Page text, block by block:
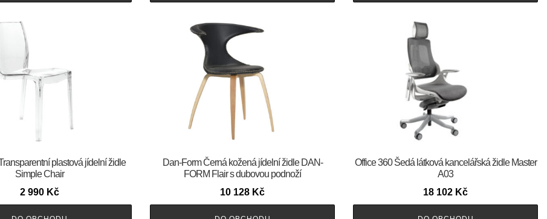
plastová jídelní židle
Simple Chair
2 990 Kč
​​​​​Dan-Form Černá kožená jídelní židle DAN-
FORM Flair s dubovou podnoží
10 128 Kč
Office 360 Šedá látková kancelářská židle Master
A03
18 102 Kč